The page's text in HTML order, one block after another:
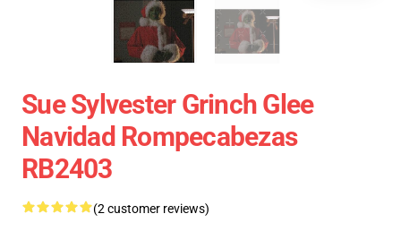
Sue Sylvester Grinch Glee
Navidad Rompecabezas
RB2403
(2 customer reviews)